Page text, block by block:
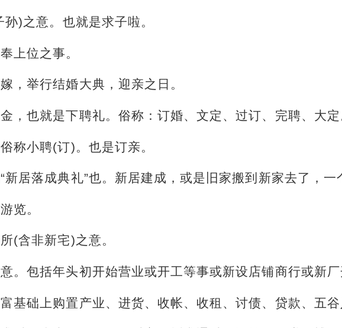
)之意。也就是求子啦。
上位之事。
，举行结婚大典，迎亲之日。
，也就是下聘礼。俗称：订婚、文定、过订、完聘、大定
称小聘(订)。也是订亲。
居落成典礼”也。新居建成，或是旧家搬到新家去了，一
览。
(含非新宅)之意。
。包括年头初开始营业或开工等事或新设店铺商行或新厂
基础上购置产业、进货、收帐、收租、讨债、贷款、五谷